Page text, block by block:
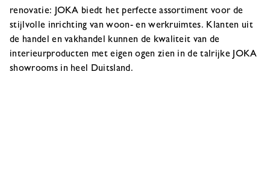
renovatie: JOKA biedt het perfecte assortiment voor de
stijlvolle inrichting van woon- en werkruimtes. Klanten uit
de handel en vakhandel kunnen de kwaliteit van de
interieurproducten met eigen ogen zien in de talrijke JOKA
showrooms in heel Duitsland.